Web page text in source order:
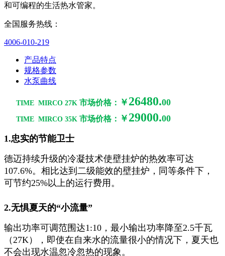
和可编程的生活热水管家。
全国服务热线：
4006-010-219
产品特点
规格参数
水泵曲线
TIME MIRCO 27K 市场价格： ￥ 26480.00
TIME MIRCO 35K 市场价格： ￥ 29000.00
1.忠实的节能卫士
德迈持续升级的冷凝技术使壁挂炉的热效率可达
107.6%。相比达到二级能效的壁挂炉，同等条件下，
可节约25%以上的运行费用。
2.无惧夏天的“小流量”
输出功率可调范围达1:10，最小输出功率降至2.5千瓦
（27K），即使在自来水的流量很小的情况下，夏天也
不会出现水温忽冷忽热的现象。